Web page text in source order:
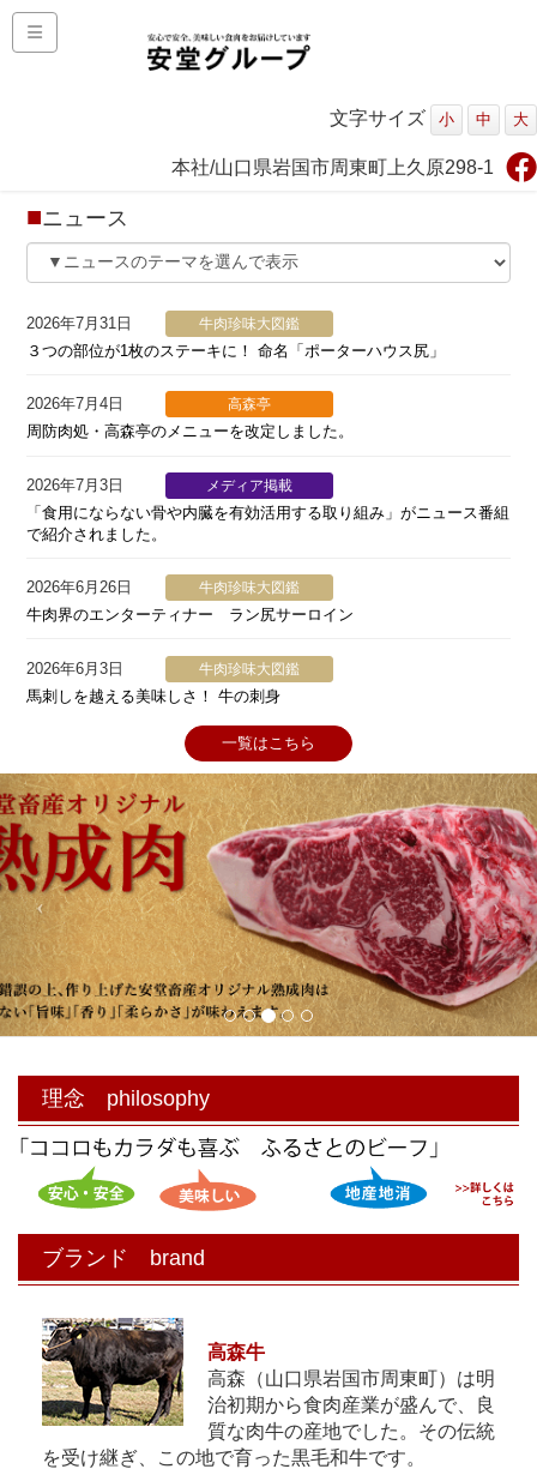
文字サイズ 小 中 大
本社/山口県岩国市周東町上久原298-1
ニュース
2026年7月31日 牛肉珍味大図鑑
３つの部位が1枚のステーキに！ 命名「ポーターハウス尻」
2026年7月4日 高森亭
周防肉処・高森亭のメニューを改定しました。
2026年7月3日 メディア掲載
「食用にならない骨や内臓を有効活用する取り組み」がニュース番組
で紹介されました。
2026年6月26日 牛肉珍味大図鑑
牛肉界のエンターティナー ラン尻サーロイン
2026年6月3日 牛肉珍味大図鑑
馬刺しを越える美味しさ！ 牛の刺身
一覧はこちら
理念 philosophy
ブランド brand
高森牛
高森（山口県岩国市周東町）は明
治初期から食肉産業が盛んで、良
質な肉牛の産地でした。その伝統
を受け継ぎ、この地で育った黒毛和牛です。